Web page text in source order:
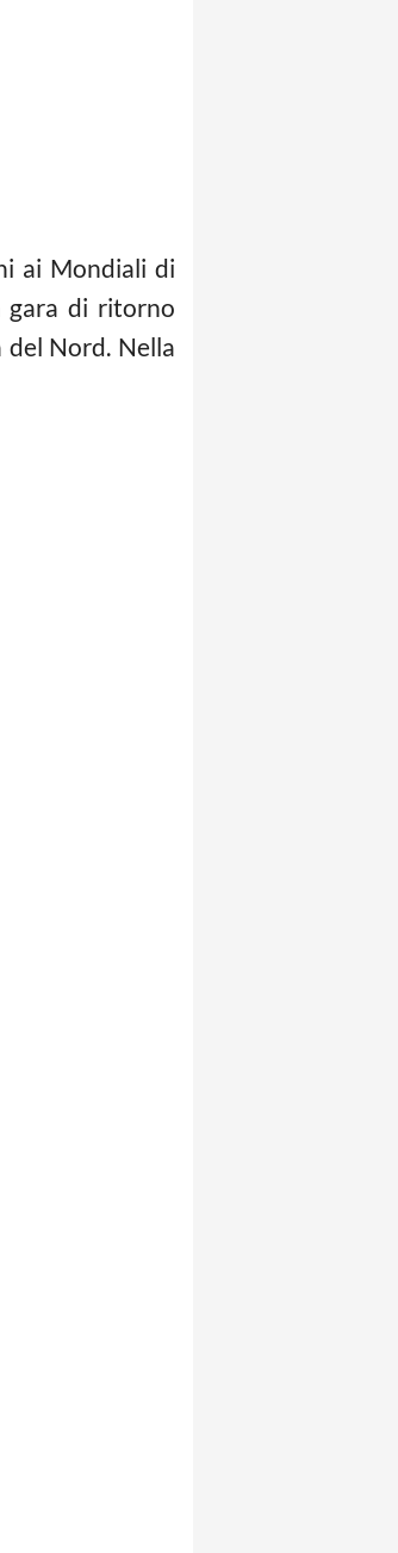
ai Mondiali di
gara di ritorno
del Nord. Nella